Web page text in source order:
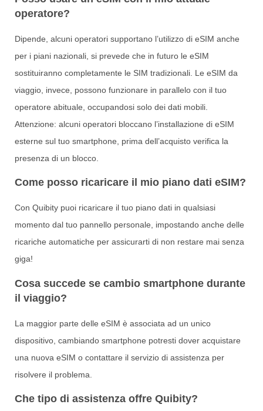
operatore?
Dipende, alcuni operatori supportano l’utilizzo di eSIM anche
per i piani nazionali, si prevede che in futuro le eSIM
sostituiranno completamente le SIM tradizionali. Le eSIM da
viaggio, invece, possono funzionare in parallelo con il tuo
operatore abituale, occupandosi solo dei dati mobili.
Attenzione: alcuni operatori bloccano l’installazione di eSIM
esterne sul tuo smartphone, prima dell’acquisto verifica la
presenza di un blocco.
Come posso ricaricare il mio piano dati eSIM?
Con Quibity puoi ricaricare il tuo piano dati in qualsiasi
momento dal tuo pannello personale, impostando anche delle
ricariche automatiche per assicurarti di non restare mai senza
giga!
Cosa succede se cambio smartphone durante
il viaggio?
La maggior parte delle eSIM è associata ad un unico
dispositivo, cambiando smartphone potresti dover acquistare
una nuova eSIM o contattare il servizio di assistenza per
risolvere il problema.
Che tipo di assistenza offre Quibity?